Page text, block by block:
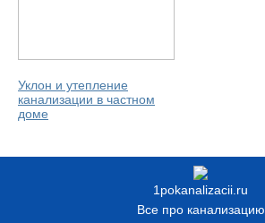
Уклон и утепление
канализации в частном
доме
1pokanalizacii.ru
Все про канализацию